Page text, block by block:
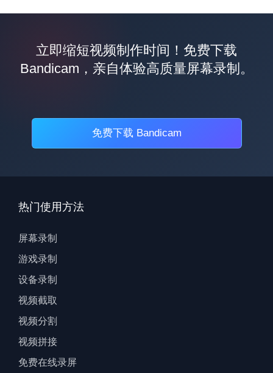
立即缩短视频制作时间！免费下载
Bandicam，亲自体验高质量屏幕录制。
免费下载 Bandicam
热门使用方法
屏幕录制
游戏录制
设备录制
视频截取
视频分割
视频拼接
免费在线录屏